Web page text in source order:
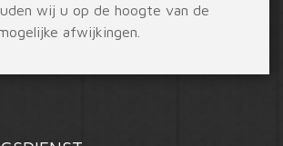
wij u op de hoogte van de
afwijkingen.